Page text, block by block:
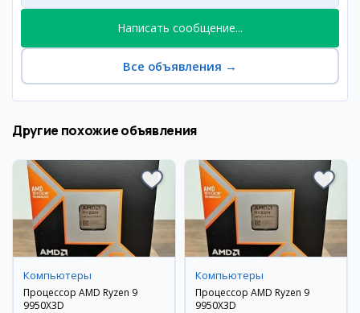
Написать сообщение...
Все объявления →
Другие похожие объявления
Компьютеры
Процессор AMD Ryzen 9
9950X3D
Компьютеры
Процессор AMD Ryzen 9
9950X3D